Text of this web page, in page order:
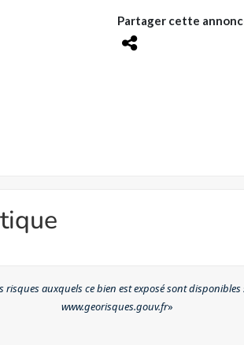
Partager cette
risques auxquels ce bien est exposé sont disponibles
www.georisques.gouv.fr»